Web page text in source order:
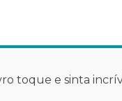
toque e sinta